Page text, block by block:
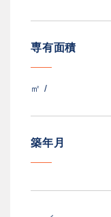
専有面積
㎡ /
築年月